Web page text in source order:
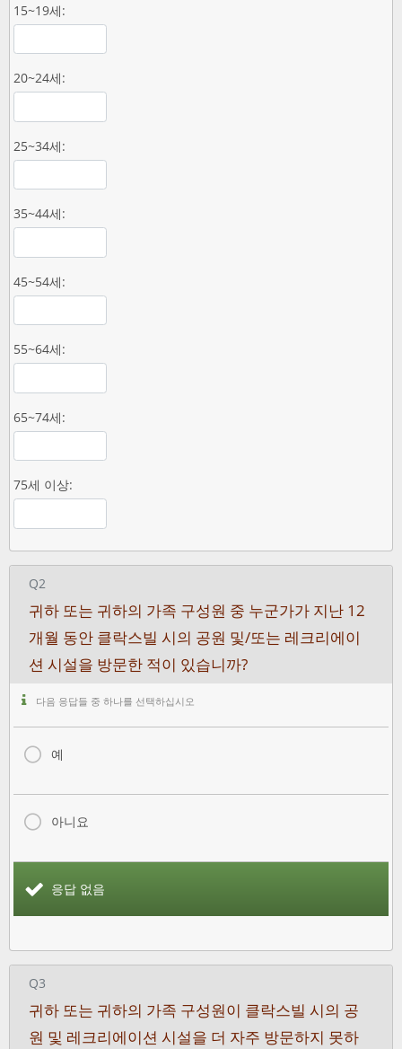
15~19세:
20~24세:
25~34세:
35~44세:
45~54세:
55~64세:
65~74세:
75세 이상:
Q2
귀하 또는 귀하의 가족 구성원 중 누군가가 지난 12
개월 동안 클락스빌 시의 공원 및/또는 레크리에이
션 시설을 방문한 적이 있습니까?
다음 응답들 중 하나를 선택하십시오
예
아니요
응답 없음
Q3
귀하 또는 귀하의 가족 구성원이 클락스빌 시의 공
원 및 레크리에이션 시설을 더 자주 방문하지 못하